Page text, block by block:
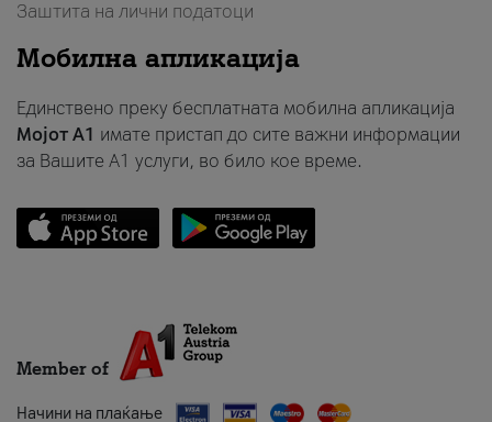
Заштита на лични податоци
Мобилна апликација
Единствено преку бесплатната мобилна апликација
Мојот A1 имате пристап до сите важни информации
за Вашите A1 услуги, во било кое време.
Member of
Начини на плаќање